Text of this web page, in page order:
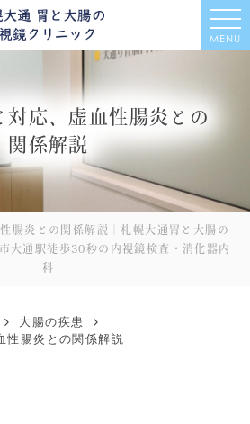
MENU
対応、虚血性腸炎との
関係解説
腸炎との関係解説｜札幌大通胃と大腸の
大通駅徒歩30秒の内視鏡検査・消化器内
科
大腸の疾患
性腸炎との関係解説